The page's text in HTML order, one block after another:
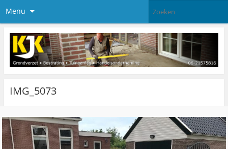
Menu
IMG_5073